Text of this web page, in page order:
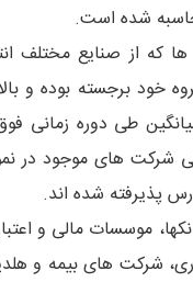
که از صنایع مختلف
خود برجسته بوده و
طی دوره زمانی
های موجود در
موسسات مالی و
شرکت های بیمه و